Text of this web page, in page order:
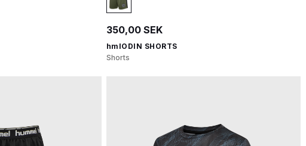
350,00 SEK
hmlODIN SHORTS
Shorts